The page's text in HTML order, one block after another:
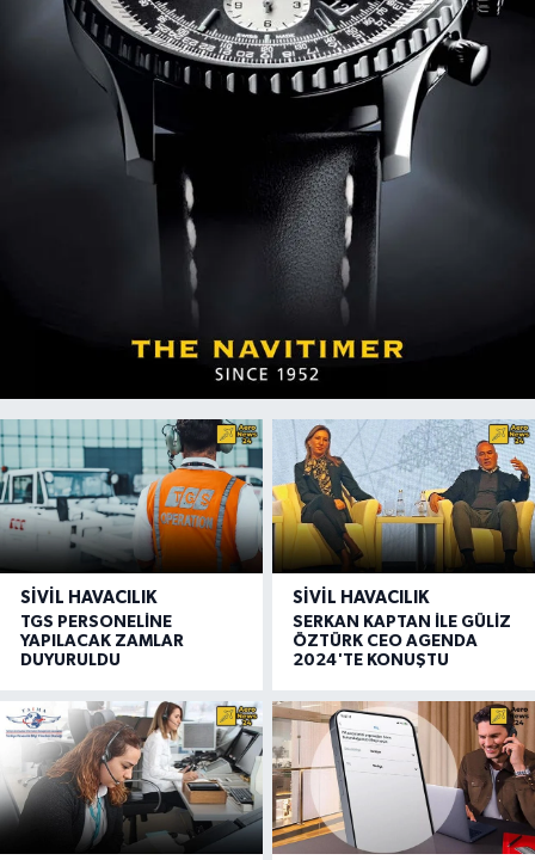
SIVIL HAVACILIK
TGS PERSONELİNE
YAPILACAK ZAMLAR
DUYURULDU
SIVIL HAVACILIK
SERKAN KAPTAN İLE GÜLİZ
ÖZTÜRK CEO AGENDA
2024'TE KONUŞTU